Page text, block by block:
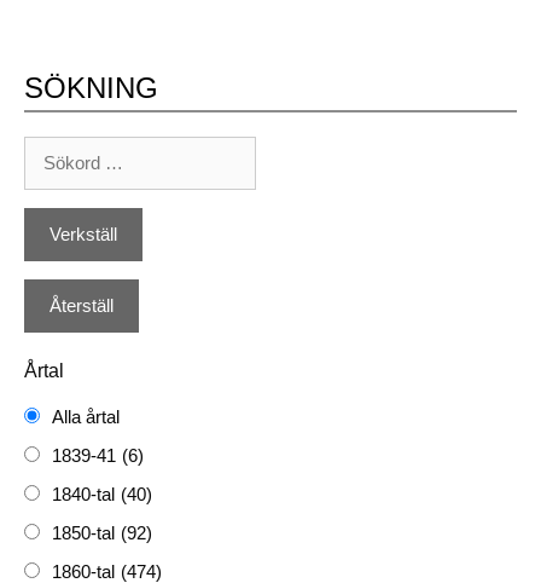
SÖKNING
Årtal
Alla årtal
1839-41 (6)
1840-tal (40)
1850-tal (92)
1860-tal (474)